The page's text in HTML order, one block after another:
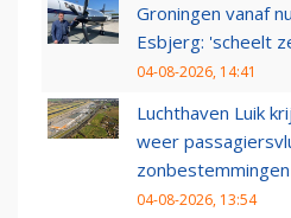
Groningen vanaf
Esbjerg: 'scheelt
04-08-2026, 14:41
Luchthaven Luik
weer
zonbestemmingen
04-08-2026, 13:54